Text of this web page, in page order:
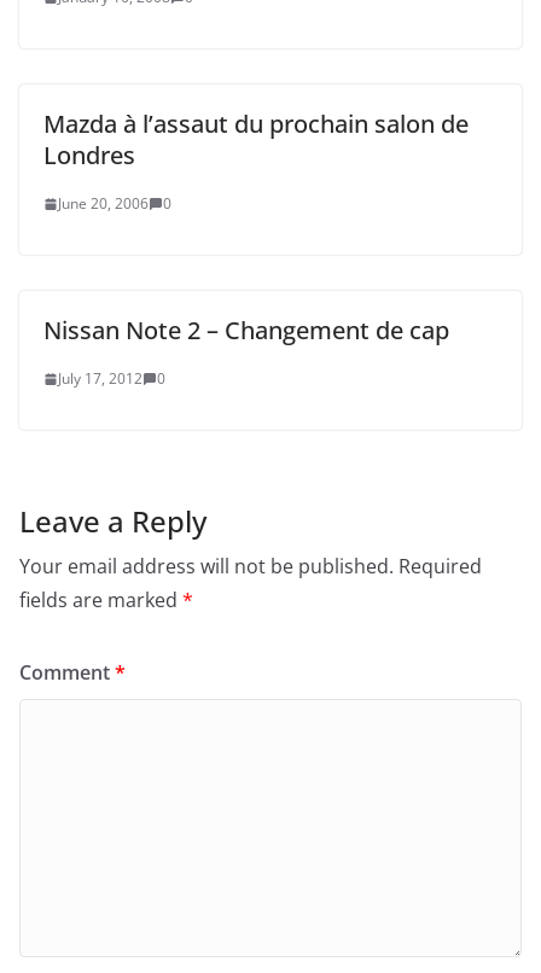
Mazda à l’assaut du prochain salon de
Londres
June 20, 2006 0
Nissan Note 2 – Changement de cap
July 17, 2012 0
Leave a Reply
Your email address will not be published. Required
fields are marked *
Comment*